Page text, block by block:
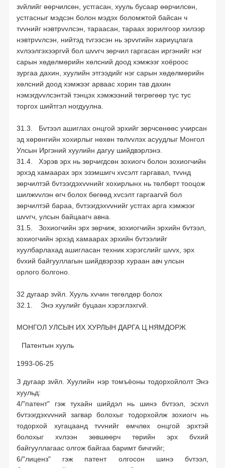
зvйлийг өөрчилсөн, устгасан, хууль бусаар өөрчилсөн,
устгасныг мэдсэн болон мэдэх боломжтой байсан ч
тvvнийг нэвтрvvлсэн, тараасан, тараах зорилгоор хилээр
нэвтрvvлсэн, нийтэд тvгээсэн нь эрvvгийн хариуцлага
хvлээлгэхээргvй бол шvvгч зөрчил гаргасан иргэнийг нэг
сарын хөдөлмөрийн хөлсний доод хэмжээг хоёроос
зургаа дахин, хуулийн этгээдийг нэг сарын хөдөлмөрийн
хөлсний доод хэмжээг арваас хорин тав дахин
нэмэгдvvлсэнтэй тэнцэх хэмжээний төгрөгөөр тус тус
торгох шийтгэл ногдуулна.
31.3. Бvтээл ашиглах онцгой эрхийг зөрчсөнөөс учирсан
эд хөрөнгийн хохирлыг нөхөн төлvvлэх асуудлыг Монгол
Улсын Иргэний хуулийн дагуу шийдвэрлэнэ.
31.4. Хэрэв эрх нь зөрчигдсөн зохиогч болон зохиогчийн
эрхэд хамаарах эрх эзэмшигч хvсэлт гаргавал, тvvнд
зөрчилтэй бvтээгдэхvvнийг хохирлынх нь төлбөрт тооцож
шилжvvлэн өгч болох бөгөөд хvсэлт гаргаагvй бол
зөрчилтэй бараа, бvтээгдэхvvнийг устгах арга хэмжээг
шvvгч, улсын байцаагч авна.
31.5. Зохиогчийн эрх зөрчиж, зохиогчийн эрхийн бvтээл,
зохиогчийн эрхэд хамаарах эрхийн бvтээлийг
хуулбарлахад ашигласан техник хэрэгслийг шvvх, эрх
бvхий байгууллагын шийдвэрээр хураан авч улсын
орлого болгоно.
32 дугаар зvйл. Хууль хvчин төгөлдөр болох
32.1. Энэ хуулийг буцаан хэрэглэхгvй.
МОНГОЛ УЛСЫН ИХ ХУРЛЫН ДАРГА Ц.НЯМДОРЖ
Патентын хууль
1993-06-25
З дугаар зvйл. Хуулийн нэр томъёоны тодорхойлолт Энэ
хуульд:
4/"патент" гэж тухайн шийдэл нь шинэ бvтээл, эсхvл
бvтээгдэхvvний загвар болохыг тодорхойлж зохиогч нь
тодорхой хугацаанд тvvнийг өмчлөх онцгой эрхтэй
болохыг хvлээн зөвшөөрч төрийн эрх бvхий
байгууллагаас олгож байгаа баримт бичгийг;
6/"лиценз" гэж патент олгосон шинэ бvтээл,